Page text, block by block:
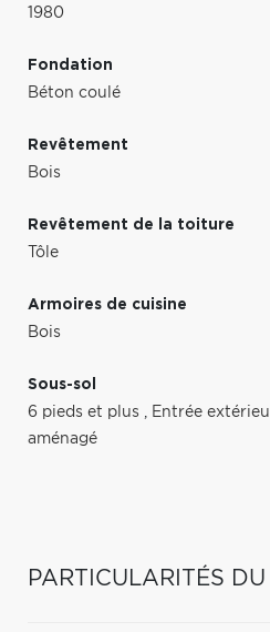
1980
Fondation
Béton coulé
Revêtement
Bois
Revêtement de la toiture
Tôle
Armoires de cuisine
Bois
Sous-sol
6 pieds et plus , Entrée
aménagé
PARTICULARITÉS